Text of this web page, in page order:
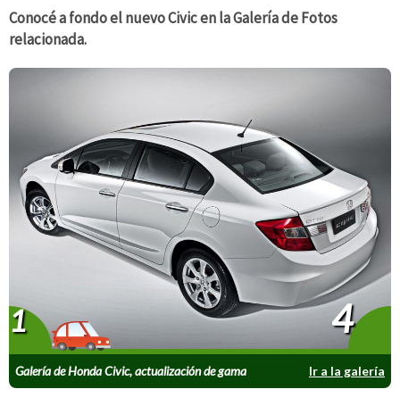
Conocé a fondo el nuevo Civic en la Galería de Fotos
relacionada.
Galería de Honda Civic, actualización de gama Ir a la galería
1 4